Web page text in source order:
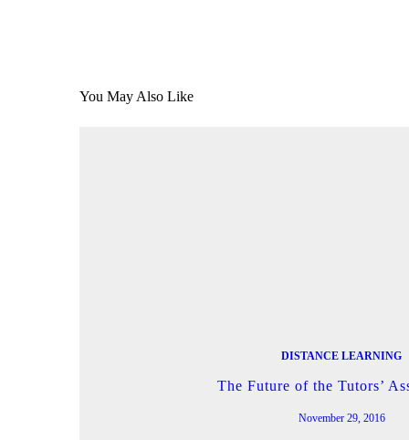
You May Also Like
DISTANCE LEARNING
The Future of the Tutors’
November 29, 2016